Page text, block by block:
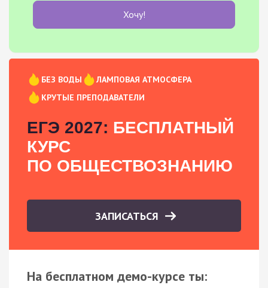
Хочу!
БЕЗ ВОДЫ
ЛАМПОВАЯ АТМОСФЕРА
КРУТЫЕ ПРЕПОДАВАТЕЛИ
ЕГЭ 2027: БЕСПЛАТНЫЙ
КУРС
ПО ОБЩЕСТВОЗНАНИЮ
ЗАПИСАТЬСЯ
На бесплатном демо-курсе ты: